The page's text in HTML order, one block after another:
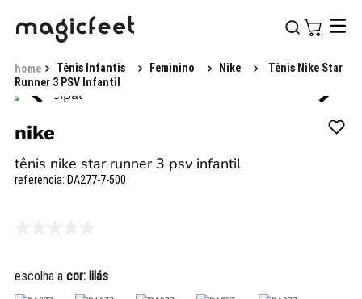
Tênis Infantis Feminino Nike
Tênis Nike Star
Runner 3 PSV Infantil
nike
tênis nike star runner 3 psv infantil
referência: DA277-7-500
escolha a cor: lilás